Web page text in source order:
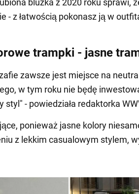
bluzka z 2020 roku sprawi,
- z łatwością pokonasz ją w
trampki - jasne
zawsze jest miejsce na
w tym roku nie będę
- powiedziała redaktorka
ponieważ jasne kolory
z lekkim casualowym stylem,